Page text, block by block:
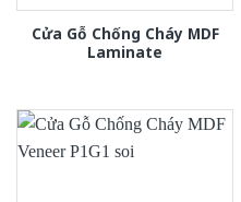
Cửa Gỗ Chống Cháy MDF
Laminate